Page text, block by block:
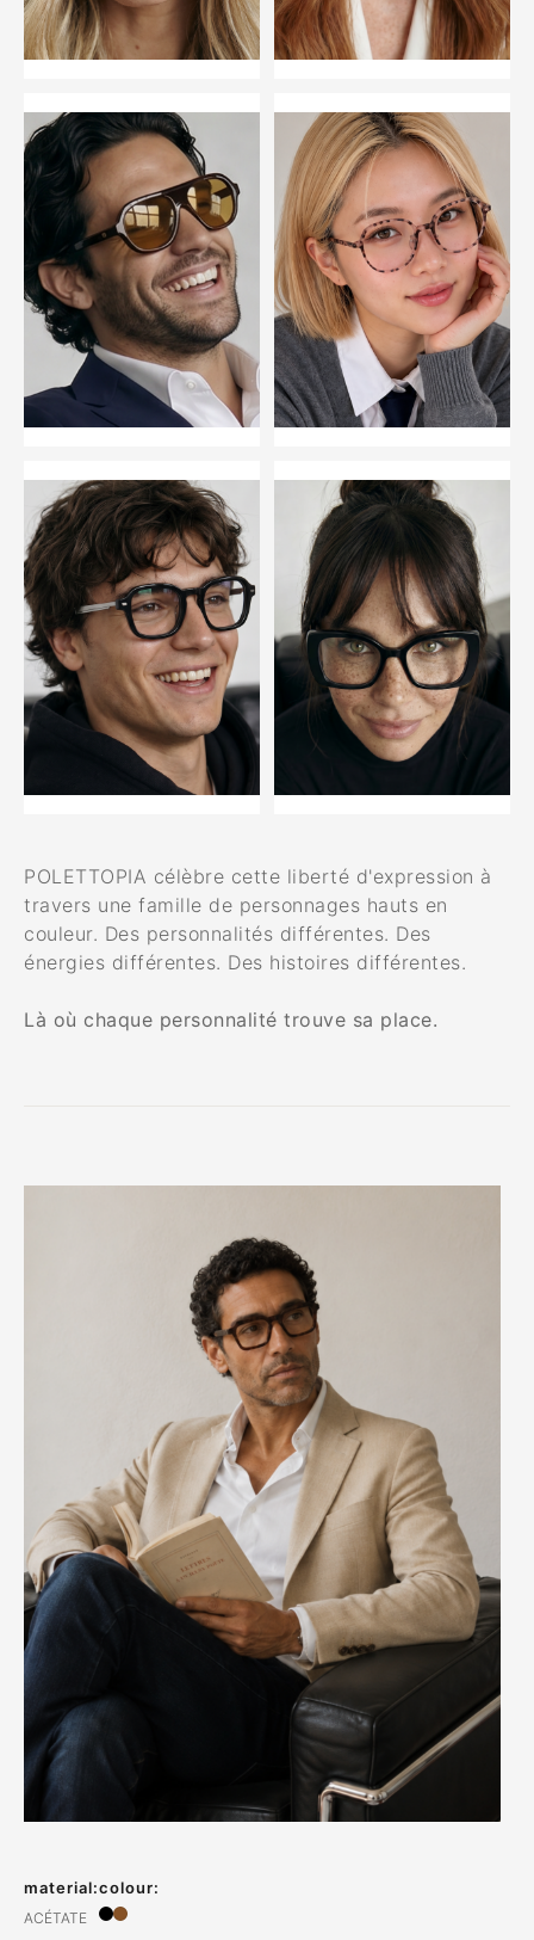
POLETTOPIA célèbre cette liberté d'expression à
travers une famille de personnages hauts en
couleur. Des personnalités différentes. Des
énergies différentes. Des histoires différentes.
Là où chaque personnalité trouve sa place.
material:
ACÉTATE
colour: